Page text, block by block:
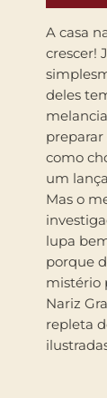
A casa
crescer!
deles
preparar
como
um
Mas o
lupa
porque
mistério
Nariz
repleta